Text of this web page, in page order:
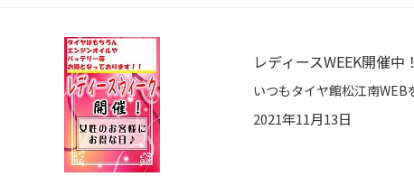
レディースWEEK開催中！
2021年11月13日